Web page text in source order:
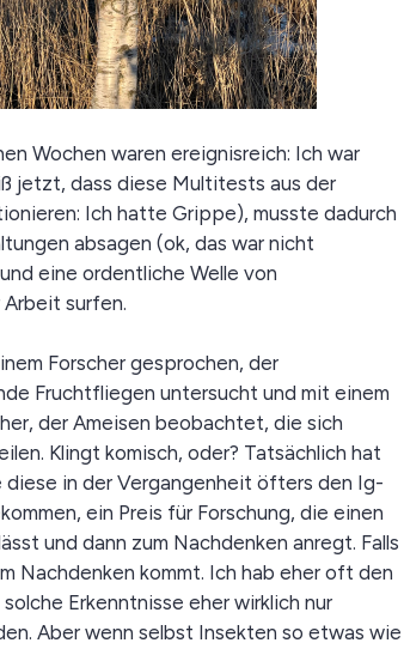
Wochen waren ereignisreich: Ich war
jetzt, dass diese Multitests aus der
Ich hatte Grippe), musste dadurch
absagen (ok, das war nicht
eine ordentliche Welle von
surfen.
Forscher gesprochen, der
Fruchtfliegen untersucht und mit einem
der Ameisen beobachtet, die sich
Klingt komisch, oder? Tatsächlich hat
diese in der Vergangenheit öfters den Ig-
ein Preis für Forschung, die einen
und dann zum Nachdenken anregt. Falls
Nachdenken kommt. Ich hab eher oft den
solche Erkenntnisse eher wirklich nur
Aber wenn selbst Insekten so etwas wie